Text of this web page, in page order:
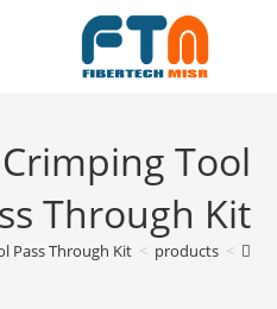
Crimping Tool
Through Kit
>
products
>
Pass Through Kit